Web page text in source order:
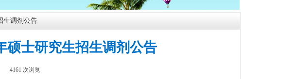
生调剂公告
硕士研究生招生调剂公告
4161 次浏览